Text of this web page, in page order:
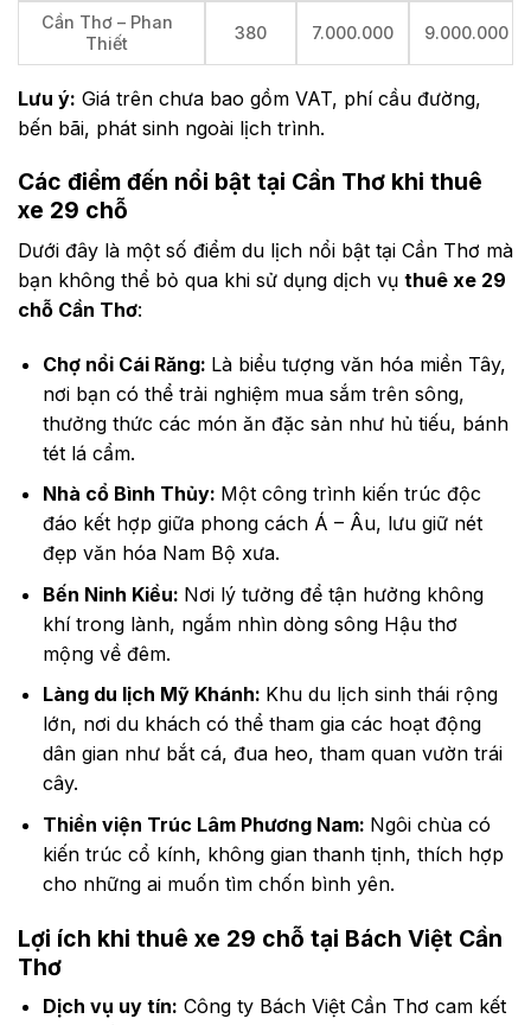
Cần Thơ – Phan
Thiết
380 7.000.000 9.000.000
Lưu ý: Giá trên chưa bao gồm VAT, phí cầu đường,
bến bãi, phát sinh ngoài lịch trình.
Các điểm đến nổi bật tại Cần Thơ khi thuê
xe 29 chỗ
Dưới đây là một số điểm du lịch nổi bật tại Cần Thơ mà
bạn không thể bỏ qua khi sử dụng dịch vụ thuê xe 29
chỗ Cần Thơ:
Chợ nổi Cái Răng: Là biểu tượng văn hóa miền Tây,
nơi bạn có thể trải nghiệm mua sắm trên sông,
thưởng thức các món ăn đặc sản như hủ tiếu, bánh
tét lá cẩm.
Nhà cổ Bình Thủy: Một công trình kiến trúc độc
đáo kết hợp giữa phong cách Á – Âu, lưu giữ nét
đẹp văn hóa Nam Bộ xưa.
Bến Ninh Kiều: Nơi lý tưởng để tận hưởng không
khí trong lành, ngắm nhìn dòng sông Hậu thơ
mộng về đêm.
Làng du lịch Mỹ Khánh: Khu du lịch sinh thái rộng
lớn, nơi du khách có thể tham gia các hoạt động
dân gian như bắt cá, đua heo, tham quan vườn trái
cây.
Thiền viện Trúc Lâm Phương Nam: Ngôi chùa có
kiến trúc cổ kính, không gian thanh tịnh, thích hợp
cho những ai muốn tìm chốn bình yên.
Lợi ích khi thuê xe 29 chỗ tại Bách Việt Cần
Thơ
Dịch vụ uy tín: Công ty Bách Việt Cần Thơ cam kết